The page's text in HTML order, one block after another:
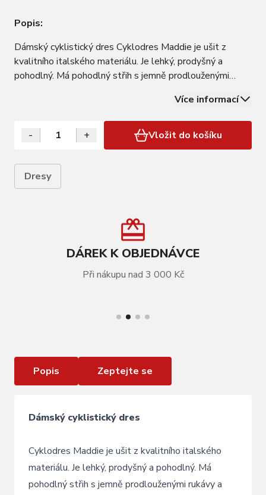
Popis:
Dámský cyklistický dres Cyklodres Maddie je ušit z
kvalitního italského materiálu. Je lehký, prodyšný a
pohodlný. Má pohodlný střih s jemně prodlouženými
kvalitní YKK aretační zip pro pohodlí při jízdě (snadno se
ovládá i jednou rukou, během…
Více informací
- + Vložit do košíku
Dresy
DÁREK K OBJEDNÁVCE
Při nákupu nad 3 000 Kč
Popis Zeptejte se
Dámský cyklistický dres
Cyklodres Maddie je ušit z kvalitního italského
materiálu. Je lehký, prodyšný a pohodlný. Má
pohodlný střih s jemně prodlouženými rukávy a